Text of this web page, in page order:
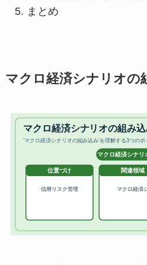
まとめ
マクロ経済シナリオの